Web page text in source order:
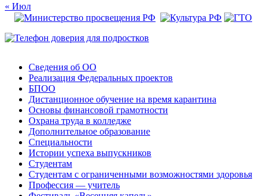
« Июл
Сведения об ОО
Реализация Федеральных проектов
БПОО
Дистанционное обучение на время карантина
Основы финансовой грамотности
Охрана труда в колледже
Дополнительное образование
Специальности
Истории успеха выпускников
Студентам
Студентам с ограниченными возможностями здоровья
Профессия — учитель